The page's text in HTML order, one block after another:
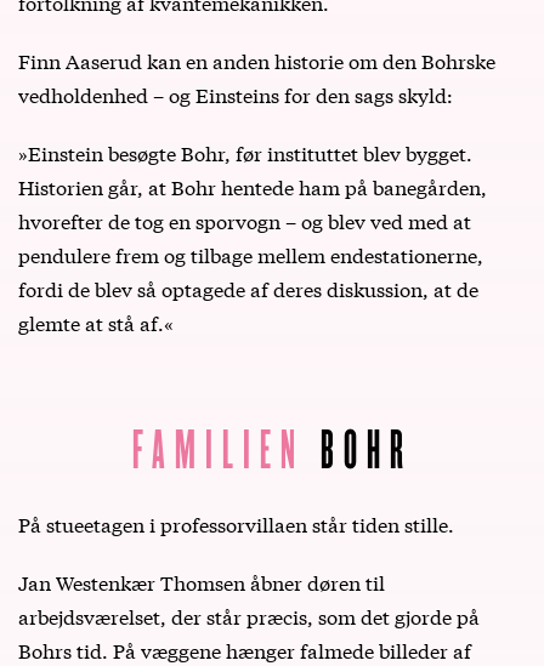
Finn Aaserud kan en anden historie om den Bohrske
vedholdenhed – og Einsteins for den sags skyld:
»Einstein besøgte Bohr, før instituttet blev bygget.
Historien går, at Bohr hentede ham på banegården,
hvorefter de tog en sporvogn – og blev ved med at
pendulere frem og tilbage mellem endestationerne,
fordi de blev så optagede af deres diskussion, at de
glemte at stå af.«
FAMILIEN BOHR
På stueetagen i professorvillaen står tiden stille.
Jan Westenkær Thomsen åbner døren til
arbejdsværelset, der står præcis, som det gjorde på
Bohrs tid. På væggene hænger falmede billeder af